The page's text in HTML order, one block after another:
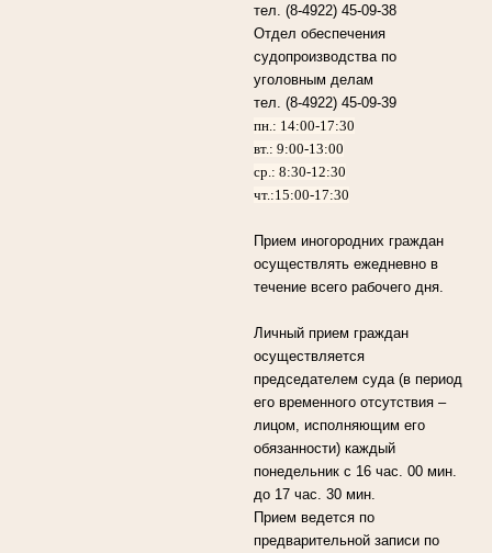
тел. (8-4922) 45-09-38
Отдел обеспечения
судопроизводства по
уголовным делам
тел. (8-4922) 45-09-39
пн.: 14:00-17:30
вт.: 9:00-13:00
ср.: 8:30-12:30
чт.:15:00-17:30
Прием иногородних граждан
осуществлять ежедневно в
течение всего рабочего дня.
Личный прием граждан
осуществляется
председателем суда (в период
его временного отсутствия –
лицом, исполняющим его
обязанности) каждый
понедельник с 16 час. 00 мин.
до 17 час. 30 мин.
Прием ведется по
предварительной записи по